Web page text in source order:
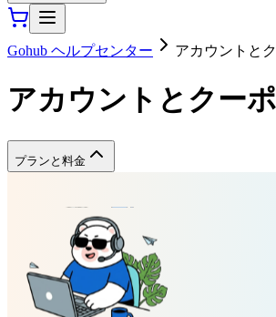
Gohub ヘルプセンター アカウントと
アカウントとクー
プランと料金